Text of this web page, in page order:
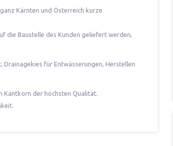
Kärnten und Österreich kurze
die Baustelle des Kunden geliefert werden,
für Entwässerungen, Herstellen
Kantkorn der höchsten Qualität.